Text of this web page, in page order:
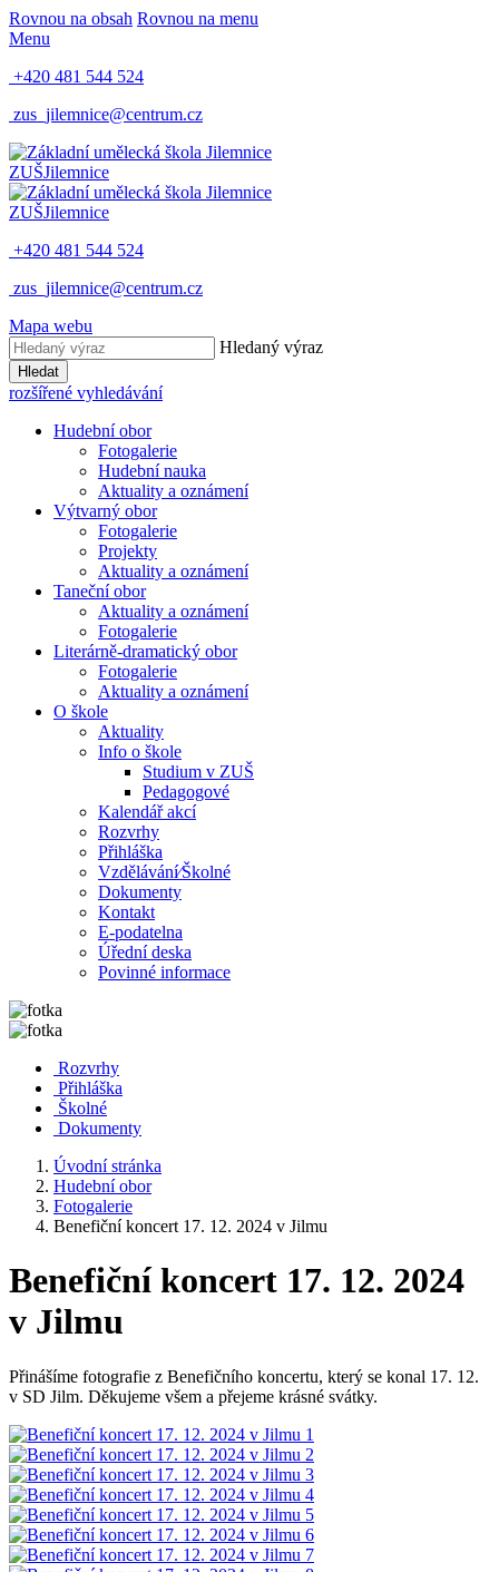
Rovnou na obsah Rovnou na menu
Menu
+420 481 544 524
zus_jilemnice@centrum.cz
ZUŠJilemnice
ZUŠJilemnice
+420 481 544 524
zus_jilemnice@centrum.cz
Mapa webu
Hledaný výraz
Hledat
rozšířené vyhledávání
Hudební obor
Fotogalerie
Hudební nauka
Aktuality a oznámení
Výtvarný obor
Fotogalerie
Projekty
Aktuality a oznámení
Taneční obor
Aktuality a oznámení
Fotogalerie
Literárně-dramatický obor
Fotogalerie
Aktuality a oznámení
O škole
Aktuality
Info o škole
Studium v ZUŠ
Pedagogové
Kalendář akcí
Rozvrhy
Přihláška
Vzdělávání⁄Školné
Dokumenty
Kontakt
E-podatelna
Úřední deska
Povinné informace
Rozvrhy
Přihláška
Školné
Dokumenty
Úvodní stránka
Hudební obor
Fotogalerie
Benefiční koncert 17. 12. 2024 v Jilmu
Benefiční koncert 17. 12. 2024
v Jilmu
Přinášíme fotografie z Benefičního koncertu, který se konal 17. 12.
v SD Jilm. Děkujeme všem a přejeme krásné svátky.